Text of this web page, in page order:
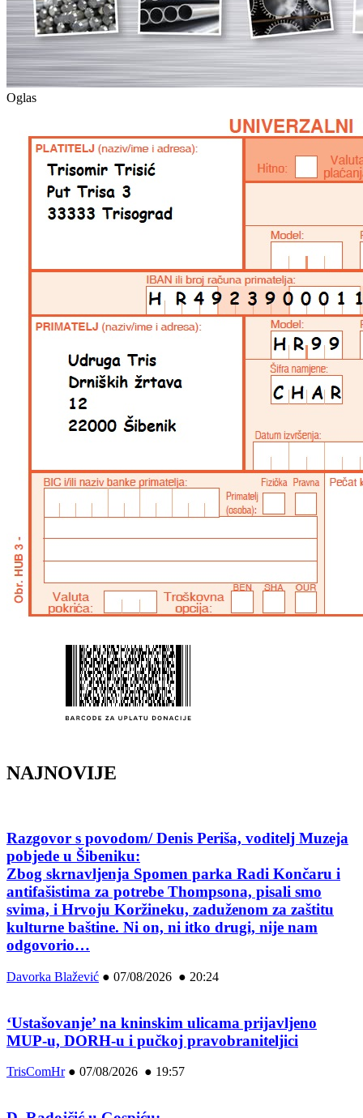
Oglas
NAJNOVIJE
Razgovor s povodom/ Denis Periša, voditelj Muzeja
pobjede u Šibeniku:
Zbog skrnavljenja Spomen parka Radi Končaru i
antifašistima za potrebe Thompsona, pisali smo
svima, i Hrvoju Koržineku, zaduženom za zaštitu
kulturne baštine. Ni on, ni itko drugi, nije nam
odgovorio…
Davorka Blažević ● 07/08/2026 ● 20:24
‘Ustašovanje’ na kninskim ulicama prijavljeno
MUP-u, DORH-u i pučkoj pravobraniteljici
TrisComHr● 07/08/2026 ● 19:57